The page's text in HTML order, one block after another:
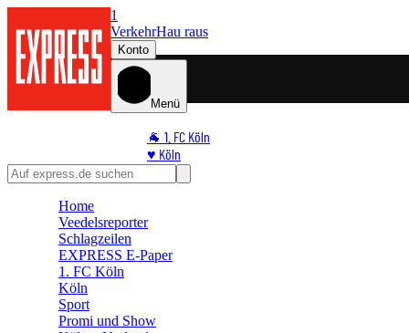
1
VerkehrHau raus
Konto
Menü
🐐 1. FC Köln
♥️ Köln
⭐ Promi
🛒 Shoppingwelt
Home
Veedelsreporter
Schlagzeilen
EXPRESS E-Paper
1. FC Köln
Köln
Sport
Promi und Show